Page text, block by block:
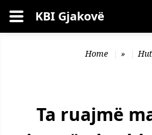
Kërko KBI Gjakovë
Home »
Ta ruajmë